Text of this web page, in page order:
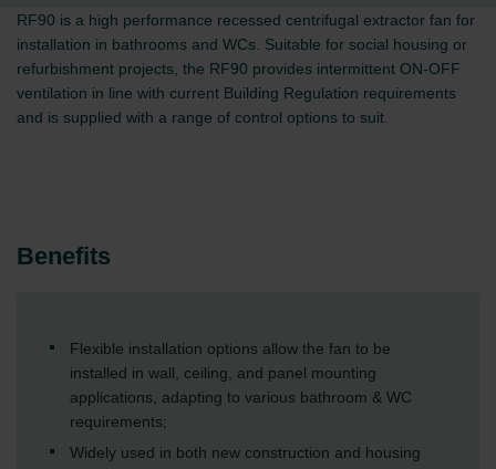
RF90 is a high performance recessed centrifugal extractor fan for
installation in bathrooms and WCs. Suitable for social housing or
refurbishment projects, the RF90 provides intermittent ON-OFF
ventilation in line with current Building Regulation requirements
and is supplied with a range of control options to suit.
Benefits
Flexible installation options allow the fan to be
installed in wall, ceiling, and panel mounting
applications, adapting to various bathroom & WC
requirements;
Widely used in both new construction and housing